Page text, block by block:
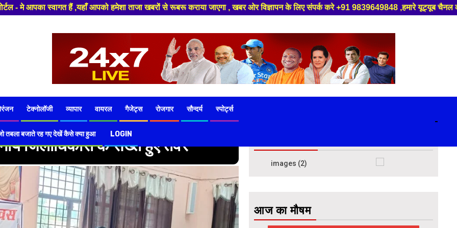
आपको हमेशा ताजा खबरों से रूबरू कराया जाएगा , खबर ओर विज्ञापन के लिए संपर्क करे +91 9839649848 ,हमारे यूट्यूब चैनल को सबस्क्राइब करें, साथ मे
टेक्नोलॉजी व्यापार वायरल गैजेट्स रोजगार सौन्दर्य स्पोर्ट्स
जो तबला बजाते रह गए देखें कैसे क्या हुआ LOGIN
-
जिलाधिकारी के सख्त हुए तेवर
आज का मौषम